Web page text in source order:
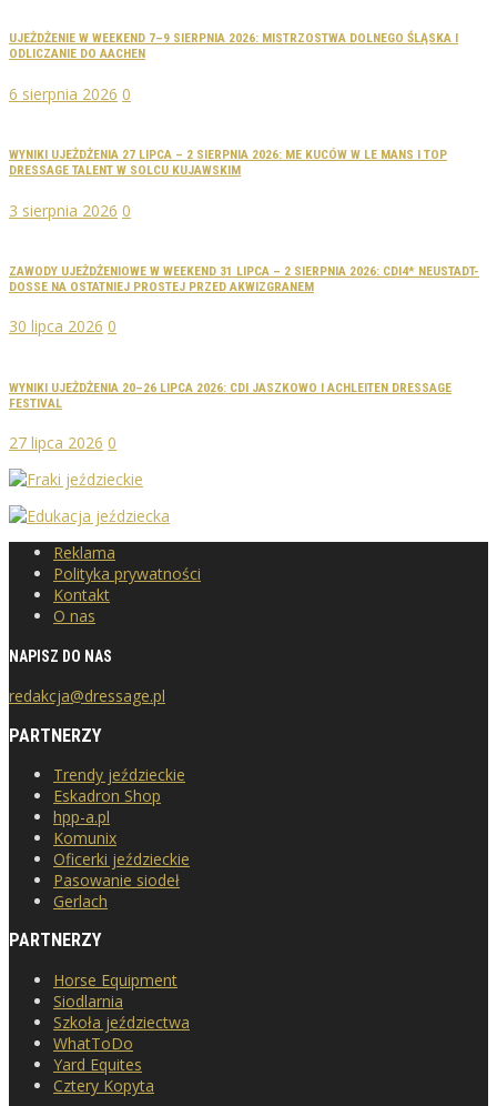
UJEŻDŻENIE W WEEKEND 7–9 SIERPNIA 2026: MISTRZOSTWA DOLNEGO ŚLĄSKA I
ODLICZANIE DO AACHEN
6 sierpnia 2026 0
WYNIKI UJEŻDŻENIA 27 LIPCA – 2 SIERPNIA 2026: ME KUCÓW W LE MANS I TOP
DRESSAGE TALENT W SOLCU KUJAWSKIM
3 sierpnia 2026 0
ZAWODY UJEŻDŻENIOWE W WEEKEND 31 LIPCA – 2 SIERPNIA 2026: CDI4* NEUSTADT-
DOSSE NA OSTATNIEJ PROSTEJ PRZED AKWIZGRANEM
30 lipca 2026 0
WYNIKI UJEŻDŻENIA 20–26 LIPCA 2026: CDI JASZKOWO I ACHLEITEN DRESSAGE
FESTIVAL
27 lipca 2026 0
Reklama
Polityka prywatności
Kontakt
O nas
NAPISZ DO NAS
redakcja@dressage.pl
PARTNERZY
Trendy jeździeckie
Eskadron Shop
hpp-a.pl
Komunix
Oficerki jeździeckie
Pasowanie siodeł
Gerlach
PARTNERZY
Horse Equipment
Siodlarnia
Szkoła jeździectwa
WhatToDo
Yard Equites
Cztery Kopyta